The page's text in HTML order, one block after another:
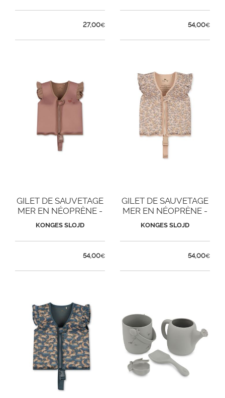
27,00€ 54,00€
GILET DE SAUVETAGE
MER EN NÉOPRÈNE -
LICORNE
KONGES SLOJD
54,00€
GILET DE SAUVETAGE
MER EN NÉOPRÈNE -
ORANGERY BLUE
KONGES SLOJD
54,00€